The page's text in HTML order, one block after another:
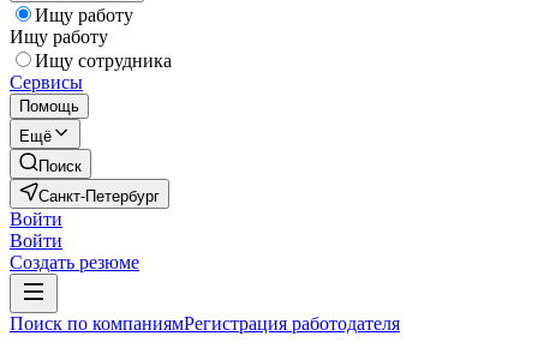
Ищу работу
Ищу работу
Ищу сотрудника
Сервисы
Помощь
Ещё
Поиск
Санкт-Петербург
Войти
Войти
Создать резюме
Поиск по компаниямРегистрация работодателя